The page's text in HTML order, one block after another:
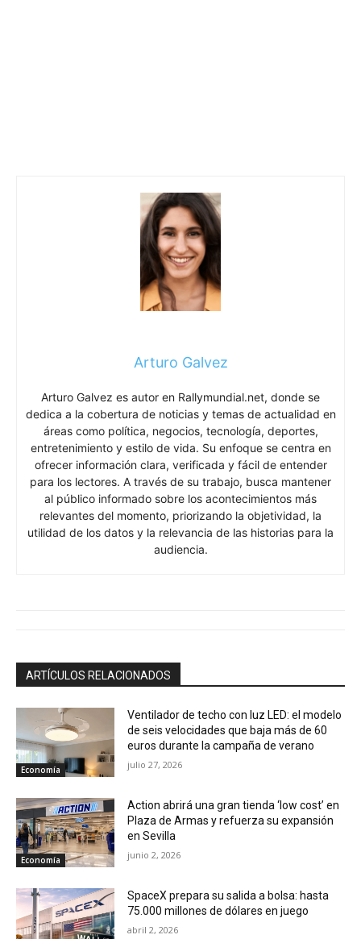
Arturo Galvez
Arturo Galvez es autor en Rallymundial.net, donde se
dedica a la cobertura de noticias y temas de actualidad en
áreas como política, negocios, tecnología, deportes,
entretenimiento y estilo de vida. Su enfoque se centra en
ofrecer información clara, verificada y fácil de entender
para los lectores. A través de su trabajo, busca mantener
al público informado sobre los acontecimientos más
relevantes del momento, priorizando la objetividad, la
utilidad de los datos y la relevancia de las historias para la
audiencia.
ARTÍCULOS RELACIONADOS
Economía
Ventilador de techo con luz LED: el modelo
de seis velocidades que baja más de 60
euros durante la campaña de verano
julio 27, 2026
Economía
Action abrirá una gran tienda ‘low cost’ en
Plaza de Armas y refuerza su expansión
en Sevilla
junio 2, 2026
SpaceX prepara su salida a bolsa: hasta
75.000 millones de dólares en juego
abril 2, 2026